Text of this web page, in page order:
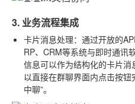
3. 业务流程集成
卡片消息处理：通过开放的
RP、CRM等系统与即时通讯
信息可以作为结构化的卡片
以直接在群聊界面内点击按
中聊”。